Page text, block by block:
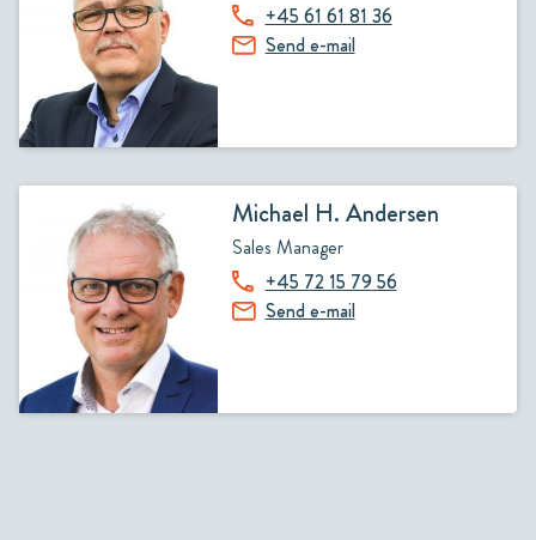
+45 61 61 81 36
Send e-mail
Michael H. Andersen
Sales Manager
+45 72 15 79 56
Send e-mail